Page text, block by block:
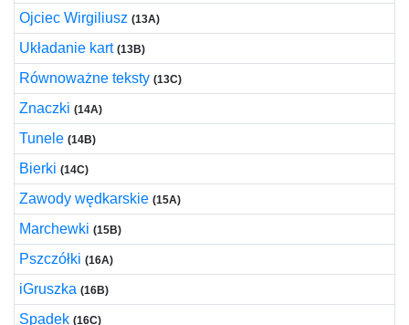
Ojciec Wirgiliusz (13A)
Układanie kart (13B)
Równoważne teksty (13C)
Znaczki (14A)
Tunele (14B)
Bierki (14C)
Zawody wędkarskie (15A)
Marchewki (15B)
Pszczółki (16A)
iGruszka (16B)
Spadek (16C)